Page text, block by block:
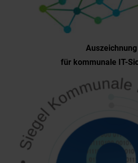
Auszeichnung
für kommunale IT-